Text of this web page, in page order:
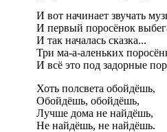
И вот начинает звучать
И первый поросёнок
И так началась сказка...
Три ма-а-аленьких
И всё это под задорные
Хоть полсвета обойдёшь,
Обойдёшь, обойдёшь,
Лучше дома не найдёшь,
Не найдёшь, не найдёшь.